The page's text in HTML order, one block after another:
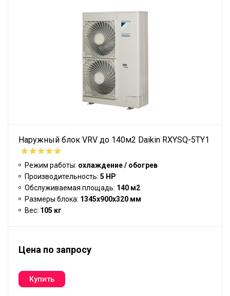
Наружный блок VRV до 140м2 Daikin RXYSQ-5TY1
Режим работы: охлаждение / обогрев
Производительность: 5 HP
Обслуживаемая площадь: 140 м2
Размеры блока: 1345x900x320 мм
Вес: 105 кг
Цена по запросу